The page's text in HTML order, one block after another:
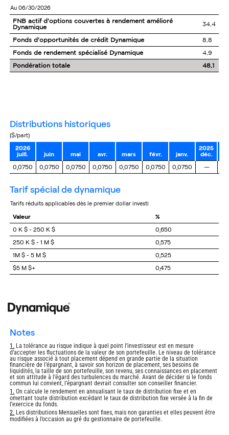
au 06/30/2026
FNB actif d'options couvertes à rendement amélioré
Dynamique
34,4
Fonds d'opportunités de crédit Dynamique
8,8
Fonds de rendement spécialisé Dynamique
4,9
Pondération totale
48,1
distributions historiques
($/part)
2026
juill.
juin mai avr. mars févr. janv.
2025
déc.
0,0750
0,0750 0,0750 0,0750 0,0750 0,0750 0,0750 —
tarif spécial de dynamique
tarifs réduits applicables dès le premier dollar investi
Valeur
%
0 K $ - 250 K $
0,650
250 K $ - 1 M $
0,575
1M $ - 5 M $
0,525
$5 M $+
0,475
notes
Return
to
footnote
1. La tolérance au risque indique à quel point l’investisseur est en mesure
d’accepter les fluctuations de la valeur de son portefeuille. Le niveau de tolérance
au risque associé à tout placement dépend en grande partie de la situation
financière de l’épargnant, à savoir son horizon de placement, ses besoins de
liquidités, la taille de son portefeuille, son revenu, ses connaissances en placement
et son attitude à l’égard des turbulences du marché. Avant de décider si le fonds
commun lui convient, l’épargnant devrait consulter son conseiller financier.
Return
to
footnote
1. On calcule le rendement en annualisant le taux de distribution fixe et en
omettant toute distribution excédant le taux de distribution fixe versée à la fin de
l’exercice du fonds.
Return
to
2. Les distributions Mensuelles sont fixes, mais non garanties et elles peuvent être
modifiées à l’occasion au gré du gestionnaire de portefeuille.